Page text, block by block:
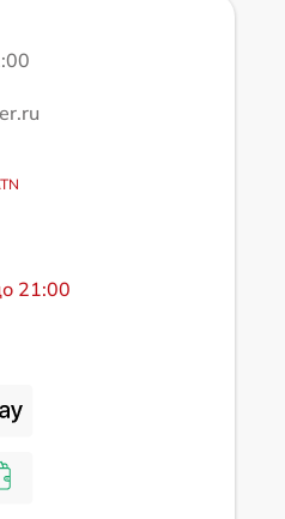
21:00